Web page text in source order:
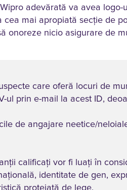
adevărată va avea
mai apropiată secție de
onoreze nicio asigurare de
care oferă locuri de
ul prin e-mail la acest ID,
de angajare neetice/
calificați vor fi luați în
identitate de gen,
protejată de lege.